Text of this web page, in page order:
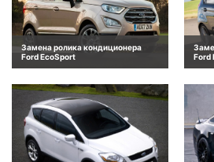
Замена ролика кондиционера
Ford EcoSport
Ford